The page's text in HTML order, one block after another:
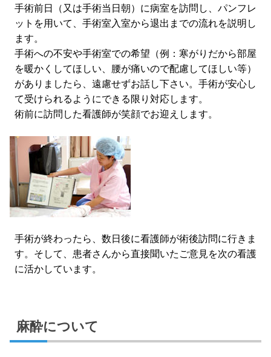
手術前日（又は手術当日朝）に病室を訪問し、パンフレ
ットを用いて、手術室入室から退出までの流れを説明し
ます。
手術への不安や手術室での希望（例：寒がりだから部屋
を暖かくしてほしい、腰が痛いので配慮してほしい等）
がありましたら、遠慮せずお話し下さい。手術が安心し
て受けられるようにできる限り対応します。
術前に訪問した看護師が笑顔でお迎えします。
手術が終わったら、数日後に看護師が術後訪問に行きま
す。そして、患者さんから直接聞いたご意見を次の看護
に活かしています。
麻酔について